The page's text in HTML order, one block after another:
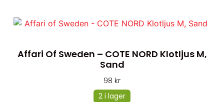
Affari Of Sweden – COTE NORD Klotljus M,
Sand
98 kr
2 i lager